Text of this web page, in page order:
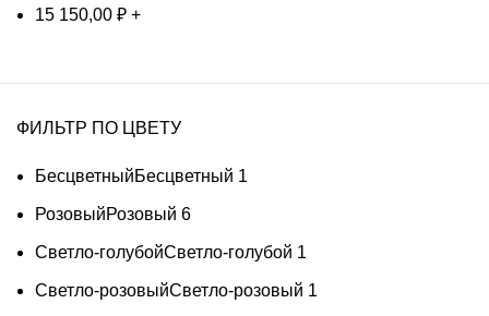
15 150,00 ₽ +
ФИЛЬТР ПО ЦВЕТУ
БесцветныйБесцветный 1
РозовыйРозовый 6
Светло-голубойСветло-голубой 1
Светло-розовыйСветло-розовый 1